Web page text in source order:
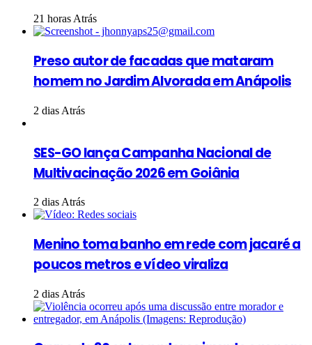
21 horas Atrás
Preso autor de facadas que mataram
homem no Jardim Alvorada em Anápolis
2 dias Atrás
SES-GO lança Campanha Nacional de
Multivacinação 2026 em Goiânia
2 dias Atrás
Menino toma banho em rede com jacaré a
poucos metros e vídeo viraliza
2 dias Atrás